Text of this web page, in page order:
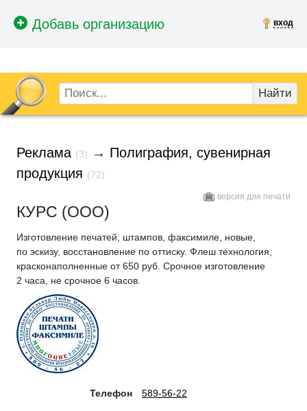
вход
Найти
Реклама (3) → Полиграфия, сувенирная
продукция (72)
версия для печати
КУРС (ООО)
Изготовление печатей, штампов, факсимиле, новые,
по эскизу, восстановление по оттиску. Флеш технология,
красконаполненные от 650 руб. Срочное изготовление
2 часа, не срочное 6 часов.
Телефон 589-56-22